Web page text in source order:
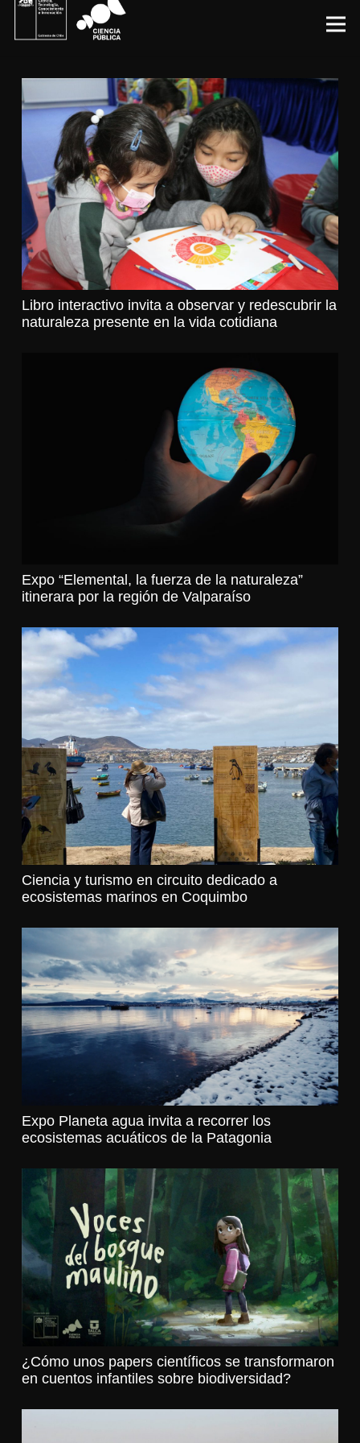
Libro interactivo invita a observar y redescubrir la
naturaleza presente en la vida cotidiana
Expo “Elemental, la fuerza de la naturaleza”
itinerara por la región de Valparaíso
Ciencia y turismo en circuito dedicado a
ecosistemas marinos en Coquimbo
Expo Planeta agua invita a recorrer los
ecosistemas acuáticos de la Patagonia
¿Cómo unos papers científicos se transformaron
en cuentos infantiles sobre biodiversidad?